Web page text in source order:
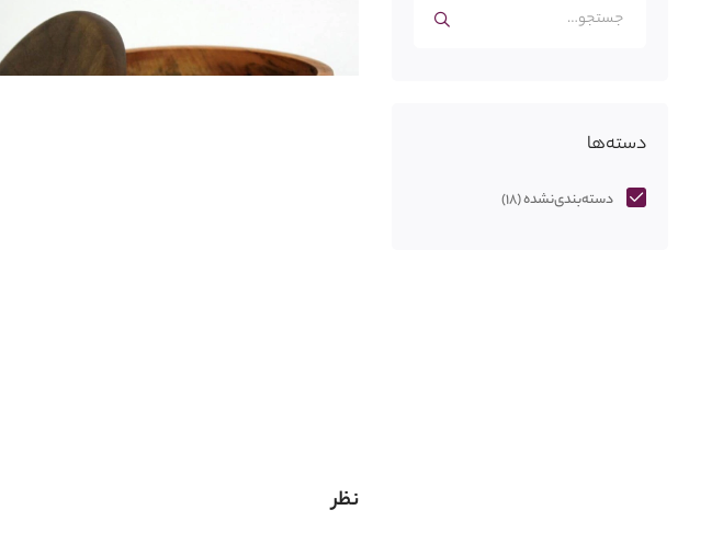
دسته‌ها
دسته‌بندی‌نشده(18)
نظر